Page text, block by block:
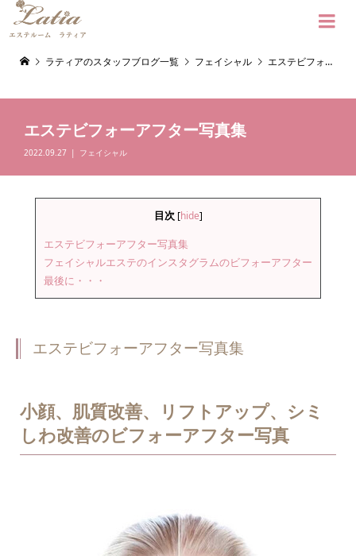

ラティアのスタッフブログ一覧 フェイシャル エステビフォーアフター写真集
エステビフォーアフター写真集
2022.09.27 フェイシャル
目次 [hide]
エステビフォーアフター写真集
フェイシャルエステのインスタグラムのビフォーアフター
最後に・・・
エステビフォーアフター写真集
小顔、肌質改善、リフトアップ、シミ
しわ改善のビフォーアフター写真